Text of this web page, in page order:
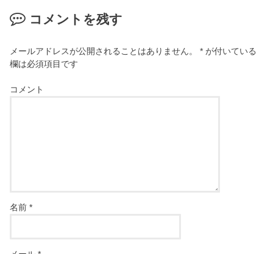
コメントを残す
メールアドレスが公開されることはありません。 * が付いている
欄は必須項目です
コメント
名前*